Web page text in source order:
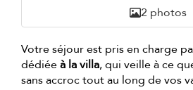
2 photos
Votre séjour est pris en charge
dédiéeà la villa, qui veille à ce
sans accroc tout au long de vos